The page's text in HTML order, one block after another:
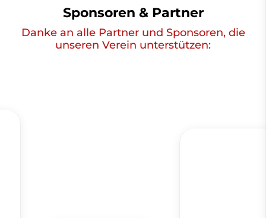
Sponsoren & Partner
Danke an alle Partner und Sponsoren, die
unseren Verein unterstützen: